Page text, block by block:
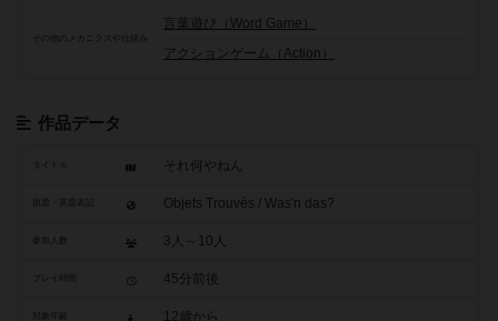
その他のメカニクスや仕組み
言葉遊び（Word Game）
アクションゲーム（Action）
作品データ
タイトル それ何やねん
Objets Trouvés / Was'n das?
参加人数 3人～10人
45分前後
12歳から